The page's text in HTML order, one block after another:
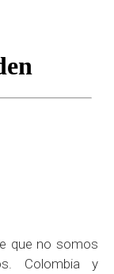
que no somos
Colombia y